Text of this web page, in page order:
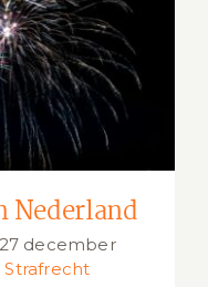
Nederland
27 december
Strafrecht